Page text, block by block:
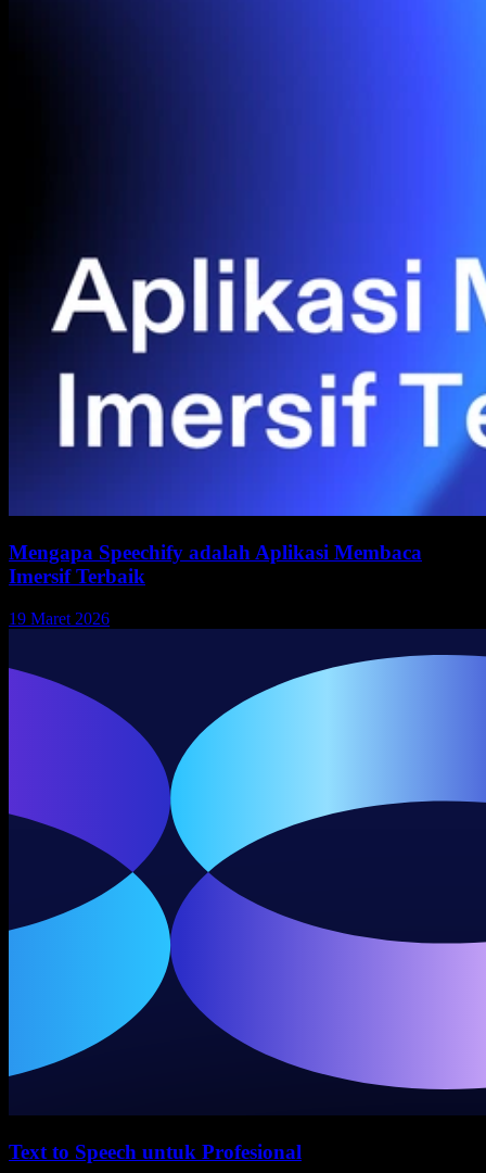
Mengapa Speechify adalah Aplikasi Membaca
Imersif Terbaik
19 Maret 2026
Text to Speech untuk Profesional